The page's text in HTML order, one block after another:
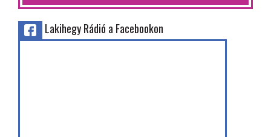
Lakihegy Rádió a Facebookon